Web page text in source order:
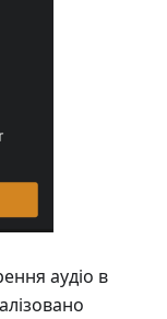
аудіо в